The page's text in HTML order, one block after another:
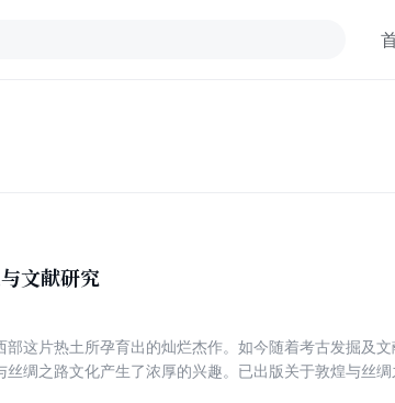
文献研究
这片热土所孕育出的灿烂杰作。如今随着考古发掘及
丝绸之路文化产生了浓厚的兴趣。已出版关于敦煌与丝